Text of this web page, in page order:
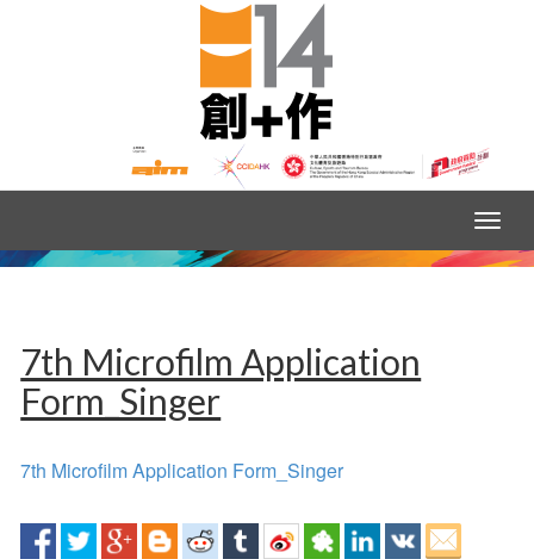
7th Microfilm Application
Form_Singer
7th Microfilm Application Form_Singer